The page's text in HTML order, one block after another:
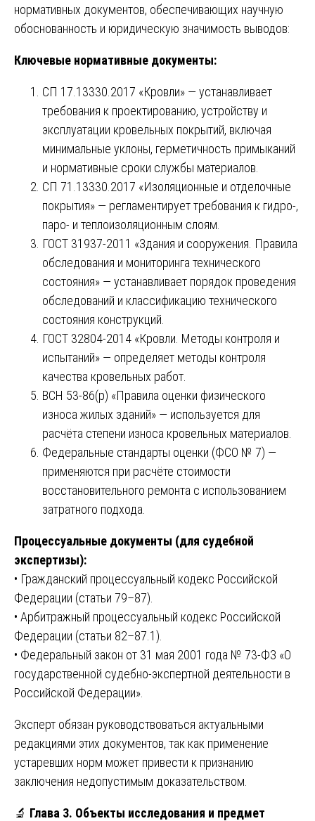
нормативных документов, обеспечивающих научную
обоснованность и юридическую значимость выводов:
Ключевые нормативные документы:
СП 17.13330.2017 «Кровли» — устанавливает
требования к проектированию, устройству и
эксплуатации кровельных покрытий, включая
минимальные уклоны, герметичность примыканий
и нормативные сроки службы материалов.
СП 71.13330.2017 «Изоляционные и отделочные
покрытия» — регламентирует требования к гидро-,
паро- и теплоизоляционным слоям.
ГОСТ 31937-2011 «Здания и сооружения. Правила
обследования и мониторинга технического
состояния» — устанавливает порядок проведения
обследований и классификацию технического
состояния конструкций.
ГОСТ 32804-2014 «Кровли. Методы контроля и
испытаний» — определяет методы контроля
качества кровельных работ.
ВСН 53-86(р) «Правила оценки физического
износа жилых зданий» — используется для
расчёта степени износа кровельных материалов.
Федеральные стандарты оценки (ФСО № 7) —
применяются при расчёте стоимости
восстановительного ремонта с использованием
затратного подхода.
Процессуальные документы (для судебной
экспертизы):
• Гражданский процессуальный кодекс Российской
Федерации (статьи 79–87).
• Арбитражный процессуальный кодекс Российской
Федерации (статьи 82–87.1).
• Федеральный закон от 31 мая 2001 года № 73-ФЗ «О
государственной судебно-экспертной деятельности в
Российской Федерации».
Эксперт обязан руководствоваться актуальными
редакциями этих документов, так как применение
устаревших норм может привести к признанию
заключения недопустимым доказательством.
🔬 Глава 3. Объекты исследования и предмет